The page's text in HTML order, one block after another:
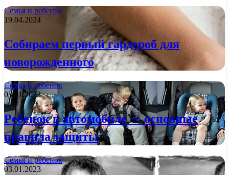
Семья и ребенок
19.04.2024
Собираем первый гардероб для
новорожденного
Семья и ребенок
03.01.2023
Ребенок в автомобиле — основные
правила защиты
Семья и ребенок
03.01.2023